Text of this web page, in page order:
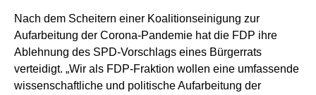
Nach dem Scheitern einer Koalitionseinigung zur
Aufarbeitung der Corona-Pandemie hat die FDP ihre
Ablehnung des SPD-Vorschlags eines Bürgerrats
verteidigt. „Wir als FDP-Fraktion wollen eine umfassende
wissenschaftliche und politische Aufarbeitung der